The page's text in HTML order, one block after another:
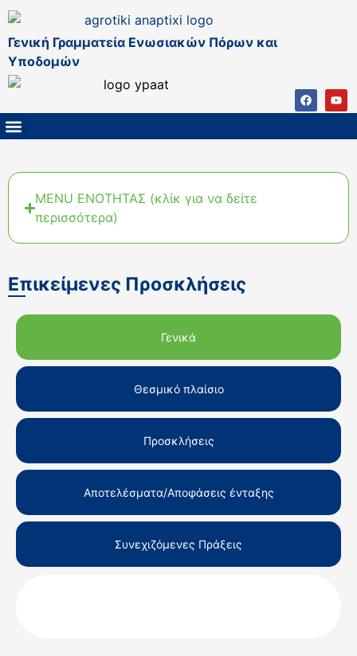
Γενική Γραμματεία Ενωσιακών Πόρων και
Υποδομών
MENU ΕΝΟΤΗΤΑΣ (κλίκ για να δείτε
περισσότερα)
Επικείμενες Προσκλήσεις
Γενικά
Θεσμικό πλαίσιο
Προσκλήσεις
Αποτελέσματα/Αποφάσεις ένταξης
Συνεχιζόμενες Πράξεις